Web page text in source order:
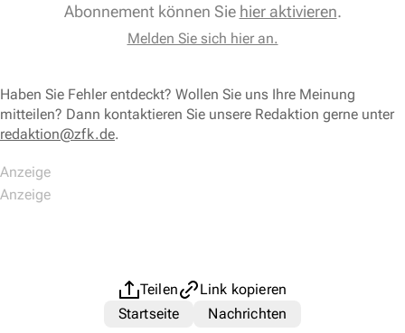
Abonnement können Sie hier aktivieren.
Melden Sie sich hier an.
Haben Sie Fehler entdeckt? Wollen Sie uns Ihre Meinung
mitteilen? Dann kontaktieren Sie unsere Redaktion gerne unter
redaktion@zfk.de.
Teilen
Link kopieren
Startseite
Nachrichten